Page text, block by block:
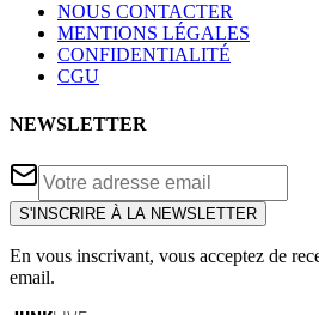
NOUS CONTACTER
MENTIONS LÉGALES
CONFIDENTIALITÉ
CGU
NEWSLETTER
S'INSCRIRE À LA NEWSLETTER
En vous inscrivant, vous acceptez de
email.